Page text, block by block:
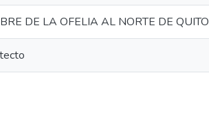
DE LA OFELIA AL NORTE DE QUITO